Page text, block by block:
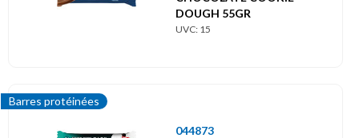
DOUGH 55GR
UVC: 15
Barres protéinées
044873